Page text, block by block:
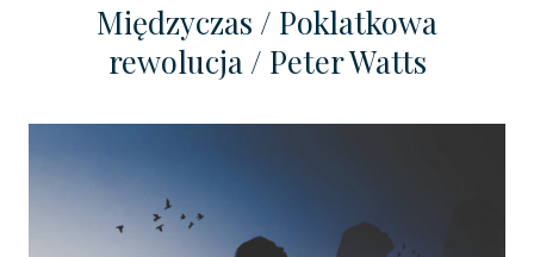
Międzyczas / Poklatkowa
rewolucja / Peter Watts